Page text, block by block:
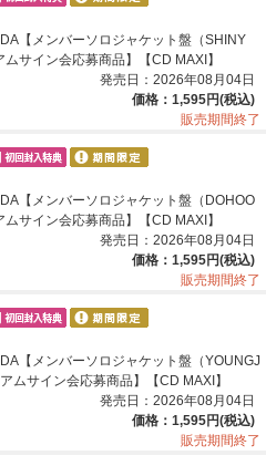
【メンバーソロジャケット盤（SHINY
サイン会応募商品】【CD MAXI】
発売日：2026年08月04日
価格：1,595円(税込)
販売期間終了
【メンバーソロジャケット盤（DOHOO
サイン会応募商品】【CD MAXI】
発売日：2026年08月04日
価格：1,595円(税込)
販売期間終了
【メンバーソロジャケット盤（YOUNGJ
ムサイン会応募商品】【CD MAXI】
発売日：2026年08月04日
価格：1,595円(税込)
販売期間終了